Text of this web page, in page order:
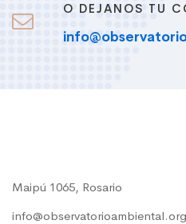
O DEJANOS TU
Maipú 1065, Rosario
info@observatorioambiental.org